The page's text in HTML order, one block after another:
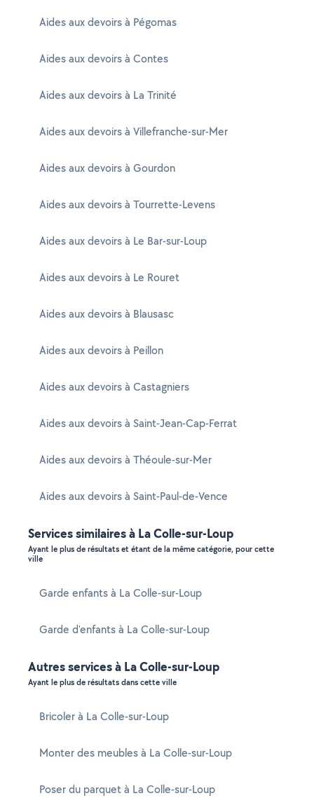
Aides aux devoirs à Pégomas
Aides aux devoirs à Contes
Aides aux devoirs à La Trinité
Aides aux devoirs à Villefranche-sur-Mer
Aides aux devoirs à Gourdon
Aides aux devoirs à Tourrette-Levens
Aides aux devoirs à Le Bar-sur-Loup
Aides aux devoirs à Le Rouret
Aides aux devoirs à Blausasc
Aides aux devoirs à Peillon
Aides aux devoirs à Castagniers
Aides aux devoirs à Saint-Jean-Cap-Ferrat
Aides aux devoirs à Théoule-sur-Mer
Aides aux devoirs à Saint-Paul-de-Vence
Services similaires à La Colle-sur-Loup
Ayant le plus de résultats et étant de la même catégorie, pour cette
ville
Garde enfants à La Colle-sur-Loup
Garde d'enfants à La Colle-sur-Loup
Autres services à La Colle-sur-Loup
Ayant le plus de résultats dans cette ville
Bricoler à La Colle-sur-Loup
Monter des meubles à La Colle-sur-Loup
Poser du parquet à La Colle-sur-Loup